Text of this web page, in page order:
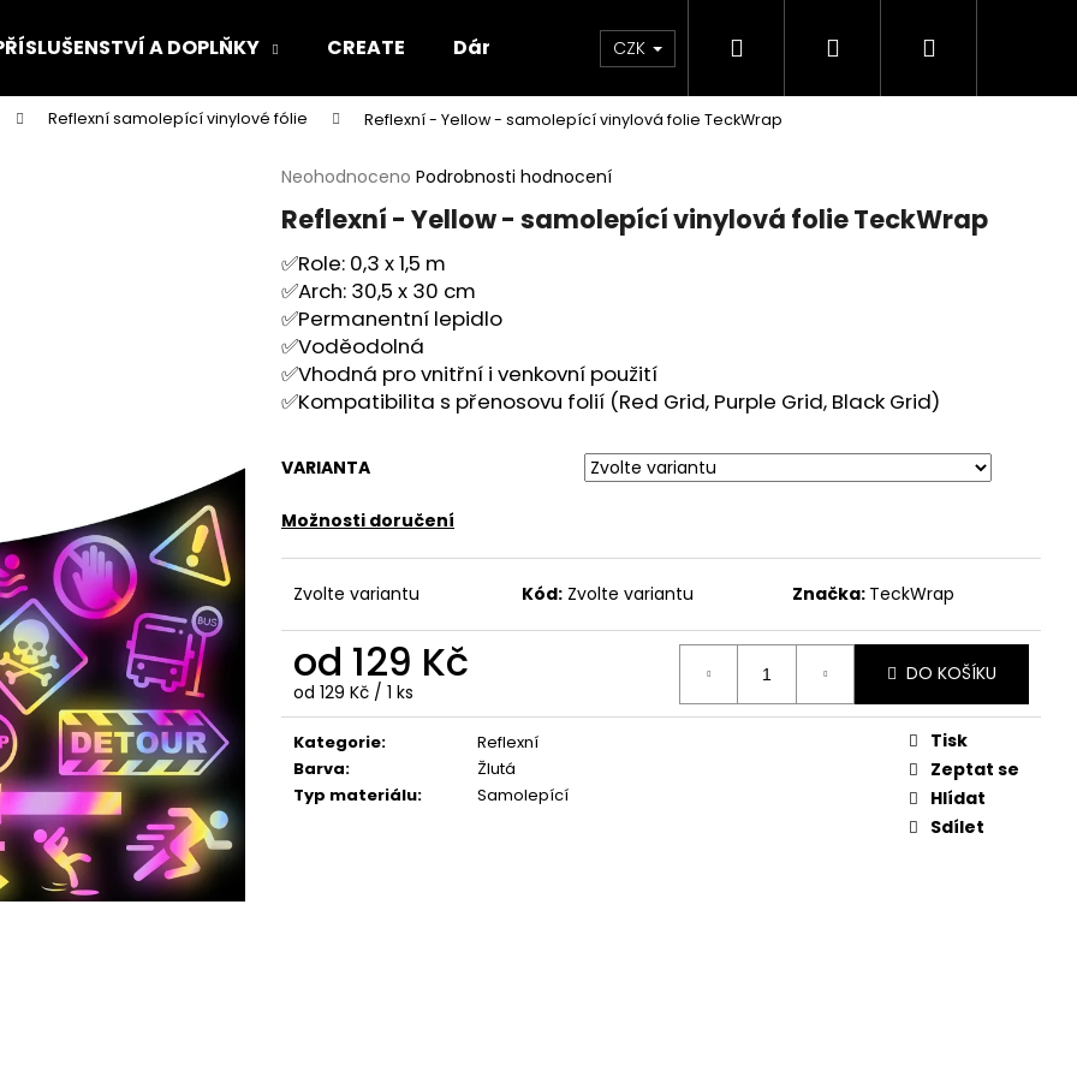
A DOPLŇKY CREATE Dárkový poukaz BLEŠÍ TRH🛍️ Doprava a platba
CZK Hledat PřihlášeníNákupní
Reflexní samolepící vinylové fólie Reflexní - Yellow - samolepící vinylová folie TeckWrap
Průměrné
produktu
0,0
z
5
hvězdiček.
Neohodnoceno Podrobnosti hodnocení
Reflexní - Yellow - samolepící vinylová folie TeckWrap
✅Role: 0,3 x 1,5 m
✅Arch: 30,5 x 30 cm
✅Permanentní lepidlo
✅Voděodolná
✅Vhodná pro vnitřní i venkovní použití
✅Kompatibilita s přenosovu folií (Red Grid, Purple Grid, Black Grid)
VARIANTA
Možnosti doručení
Zvolte variantu Kód: Zvolte variantu Značka: TeckWrap
od 129 Kč
Měrná
cena:
od 129 Kč / 1 ks
DO KOŠÍKU
Kategorie:
Reflexní
Barva:
Žlutá
Typ materiálu: Samolepící
Tisk
Zeptat se
Hlídat
Sdílet
Co potřebujete najít?
HLEDAT